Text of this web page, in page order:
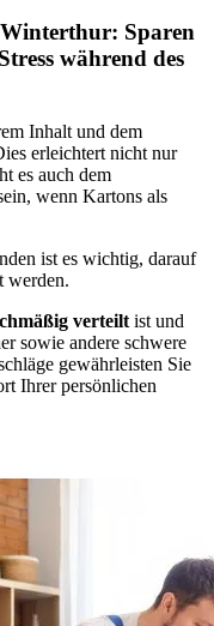
Sparen
während des
Inhalt und dem
erleichtert nicht nur
es auch dem
wenn Kartons als
ist es wichtig, darauf
werden.
verteilt ist und
sowie andere schwere
gewährleisten Sie
Ihrer persönlichen